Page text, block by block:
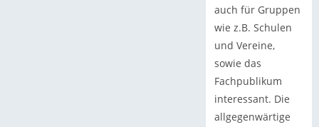
auch für Gruppen
wie z.B. Schulen
und Vereine,
sowie das
Fachpublikum
interessant. Die
allgegenwärtige